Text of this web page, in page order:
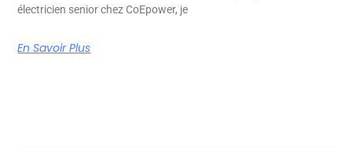
électricien senior chez CoEpower, je
En Savoir Plus